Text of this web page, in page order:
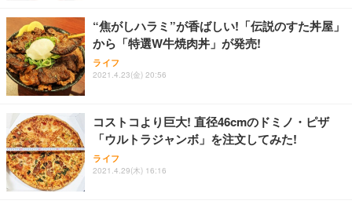
“焦がしハラミ”が香ばしい!「伝説のすた丼屋」
から「特選W牛焼肉丼」が発売!
ライフ
2021.4.23(金) 20:56
コストコより巨大! 直径46cmのドミノ・ピザ
「ウルトラジャンボ」を注文してみた!
ライフ
2021.4.29(木) 16:16